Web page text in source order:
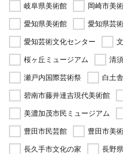
岐阜県美術館
岡崎市美
愛知県美術館
愛知県芸
愛知芸術文化センター
桜ヶ丘ミュージアム
清
瀬戸内国際芸術祭
白土舎
碧南市藤井達吉現代美術館
美濃加茂市民ミュージアム
豊田市民芸館
豊田市美
長久手市文化の家
長野